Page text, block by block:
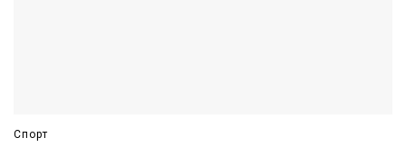
Спорт